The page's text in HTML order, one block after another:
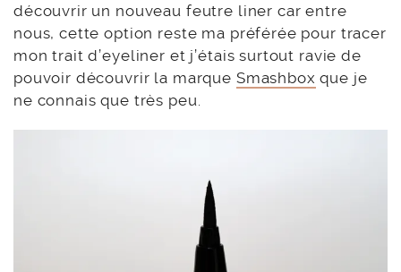
découvrir un nouveau feutre liner car entre
nous, cette option reste ma préférée pour tracer
mon trait d’eyeliner et j’étais surtout ravie de
pouvoir découvrir la marque Smashbox que je
ne connais que très peu.